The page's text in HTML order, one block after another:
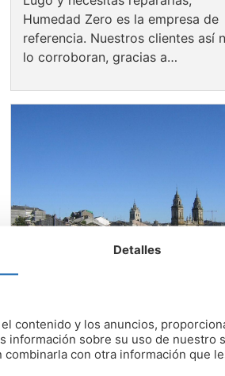
Humedad Zero es la empresa de
referencia. Nuestros clientes así
lo corroboran, gracias a…
Humedades Lugo
Detalles
contenido y los anuncios,
información sobre su uso de nuestro
con otra información que